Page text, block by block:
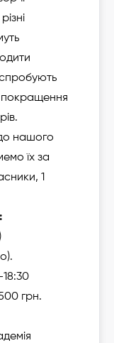
покращення
нашого
їх за
1
:
18:30
грн.